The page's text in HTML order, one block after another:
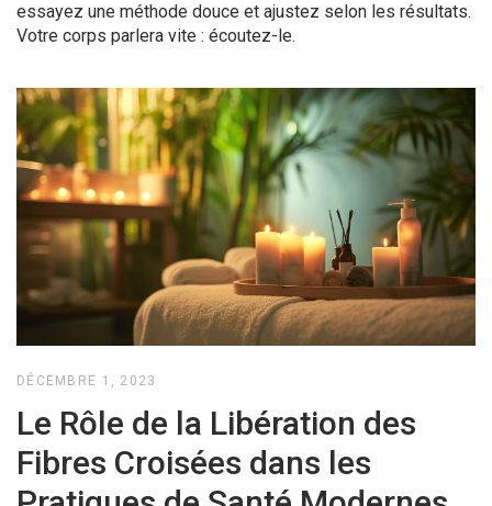
essayez une méthode douce et ajustez selon les résultats.
Votre corps parlera vite : écoutez-le.
DÉCEMBRE 1, 2023
Le Rôle de la Libération des
Fibres Croisées dans les